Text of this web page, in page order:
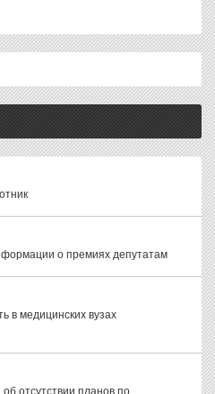
о премиях депутатам
в медицинских вузах
отсутствии планов по